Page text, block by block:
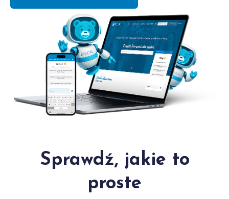
Sprawdź, jakie to
proste